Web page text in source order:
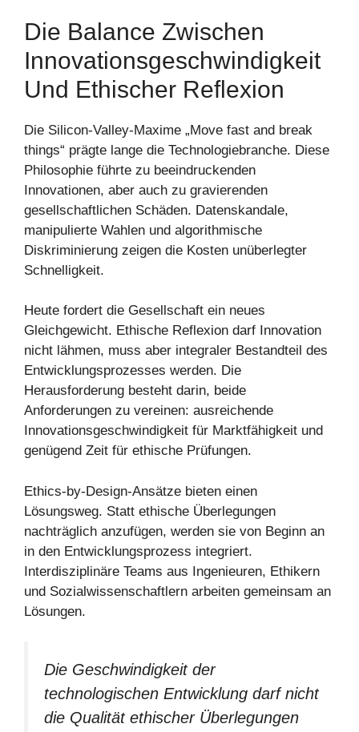
Die Balance Zwischen
Innovationsgeschwindigkeit
Und Ethischer Reflexion
Die Silicon-Valley-Maxime „Move fast and break
things“ prägte lange die Technologiebranche. Diese
Philosophie führte zu beeindruckenden
Innovationen, aber auch zu gravierenden
gesellschaftlichen Schäden. Datenskandale,
manipulierte Wahlen und algorithmische
Diskriminierung zeigen die Kosten unüberlegter
Schnelligkeit.
Heute fordert die Gesellschaft ein neues
Gleichgewicht. Ethische Reflexion darf Innovation
nicht lähmen, muss aber integraler Bestandteil des
Entwicklungsprozesses werden. Die
Herausforderung besteht darin, beide
Anforderungen zu vereinen: ausreichende
Innovationsgeschwindigkeit für Marktfähigkeit und
genügend Zeit für ethische Prüfungen.
Ethics-by-Design-Ansätze bieten einen
Lösungsweg. Statt ethische Überlegungen
nachträglich anzufügen, werden sie von Beginn an
in den Entwicklungsprozess integriert.
Interdisziplinäre Teams aus Ingenieuren, Ethikern
und Sozialwissenschaftlern arbeiten gemeinsam an
Lösungen.
Die Geschwindigkeit der
technologischen Entwicklung darf nicht
die Qualität ethischer Überlegungen